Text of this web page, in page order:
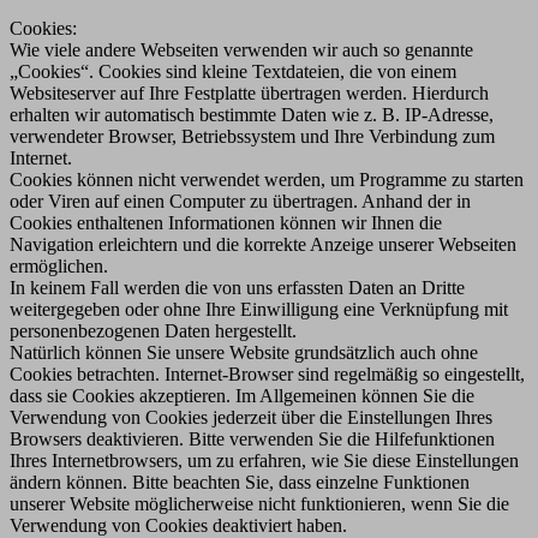
Cookies:
Wie viele andere Webseiten verwenden wir auch so genannte
„Cookies“. Cookies sind kleine Textdateien, die von einem
Websiteserver auf Ihre Festplatte übertragen werden. Hierdurch
erhalten wir automatisch bestimmte Daten wie z. B. IP-Adresse,
verwendeter Browser, Betriebssystem und Ihre Verbindung zum
Internet.
Cookies können nicht verwendet werden, um Programme zu starten
oder Viren auf einen Computer zu übertragen. Anhand der in
Cookies enthaltenen Informationen können wir Ihnen die
Navigation erleichtern und die korrekte Anzeige unserer Webseiten
ermöglichen.
In keinem Fall werden die von uns erfassten Daten an Dritte
weitergegeben oder ohne Ihre Einwilligung eine Verknüpfung mit
personenbezogenen Daten hergestellt.
Natürlich können Sie unsere Website grundsätzlich auch ohne
Cookies betrachten. Internet-Browser sind regelmäßig so eingestellt,
dass sie Cookies akzeptieren. Im Allgemeinen können Sie die
Verwendung von Cookies jederzeit über die Einstellungen Ihres
Browsers deaktivieren. Bitte verwenden Sie die Hilfefunktionen
Ihres Internetbrowsers, um zu erfahren, wie Sie diese Einstellungen
ändern können. Bitte beachten Sie, dass einzelne Funktionen
unserer Website möglicherweise nicht funktionieren, wenn Sie die
Verwendung von Cookies deaktiviert haben.